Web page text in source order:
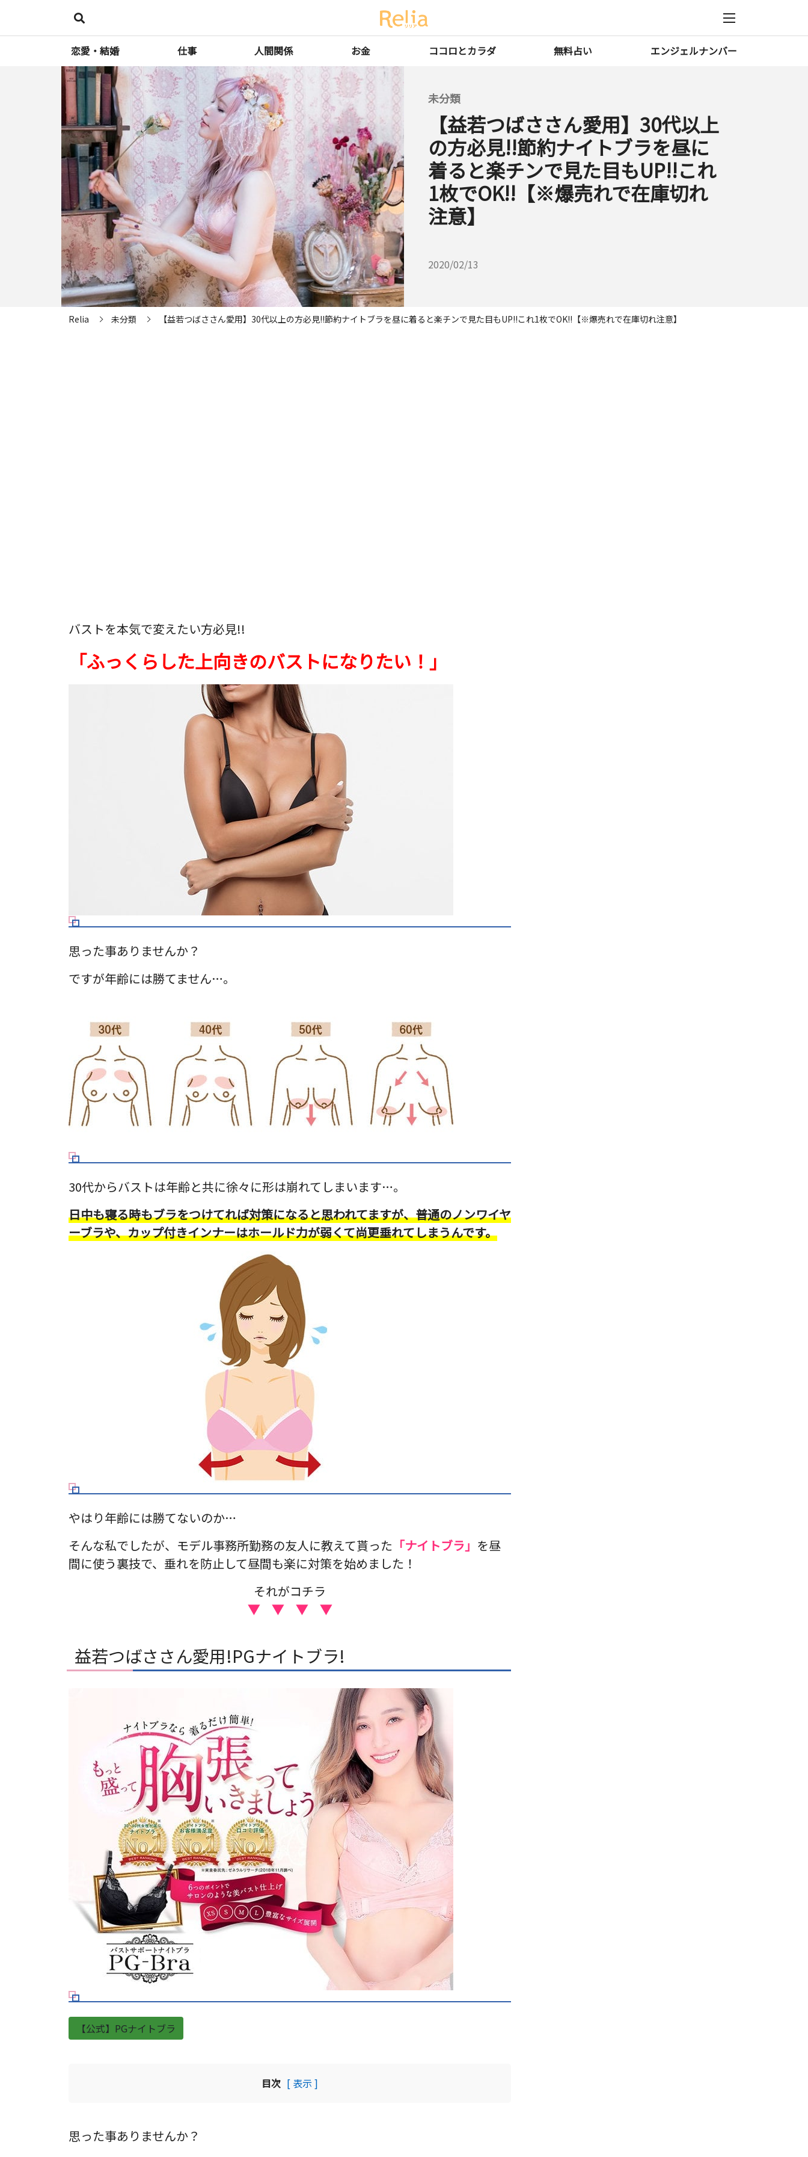
恋愛・結婚 仕事 人間関係 お金 ココロとカラダ 無料占い エンジェルナンバー
未分類
【益若つばささん愛用】30代以上
の方必見!!節約ナイトブラを昼に
着ると楽チンで見た目もUP!!これ
1枚でOK!!【※爆売れで在庫切れ
注意】
2020/02/13
Relia 未分類 【益若つばささん愛用】30代以上の方必見!!節約ナイトブラを昼に着ると楽チンで見た目もUP!!これ1枚でOK!!【※爆売れで在庫切れ注意】
バストを本気で変えたい方必見!!
「ふっくらした上向きのバストになりたい！」
思った事ありませんか？
ですが年齢には勝てません…。
30代からバストは年齢と共に徐々に形は崩れてしまいます…。
日中も寝る時もブラをつけてれば対策になると思われてますが、普通のノンワイヤ
ーブラや、カップ付きインナーはホールド力が弱くて尚更垂れてしまうんです。
やはり年齢には勝てないのか…
そんな私でしたが、モデル事務所勤務の友人に教えて貰った 「ナイトブラ」 を昼
間に使う裏技で、垂れを防止して昼間も楽に対策を始めました！
それがコチラ
▼ ▼ ▼ ▼
益若つばささん愛用!PGナイトブラ!
【公式】PGナイトブラ
目次 [ 表示 ]
思った事ありませんか？